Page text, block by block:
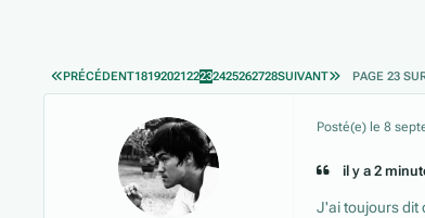
PREMIÈRE PAGE
PRÉCÉDENT1819202122232425262728SUIVANT DERNIÈRE
PAGE 23
Posté(e) le 8
il y a 2
J'ai toujours dit